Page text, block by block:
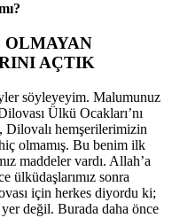
AÇTIK
söyleyeyim. Malumunuz
Ülkü Ocakları’nı
Dilovalı hemşerilerimizin
olmamış. Bu benim ilk
maddeler vardı. Allah’a
ülküdaşlarımız sonra
için herkes diyordu ki;
yer değil. Burada daha önce